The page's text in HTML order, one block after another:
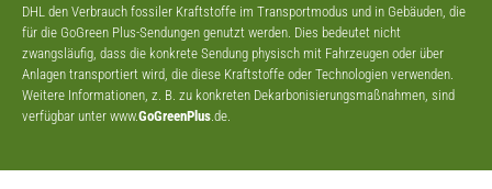
DHL den Verbrauch fossiler Kraftstoffe im Transportmodus und in Gebäuden, die
für die GoGreen Plus-Sendungen genutzt werden. Dies bedeutet nicht
zwangsläufig, dass die konkrete Sendung physisch mit Fahrzeugen oder über
Anlagen transportiert wird, die diese Kraftstoffe oder Technologien verwenden.
Weitere Informationen, z. B. zu konkreten Dekarbonisierungsmaßnahmen, sind
verfügbar unter www.GoGreenPlus .de.